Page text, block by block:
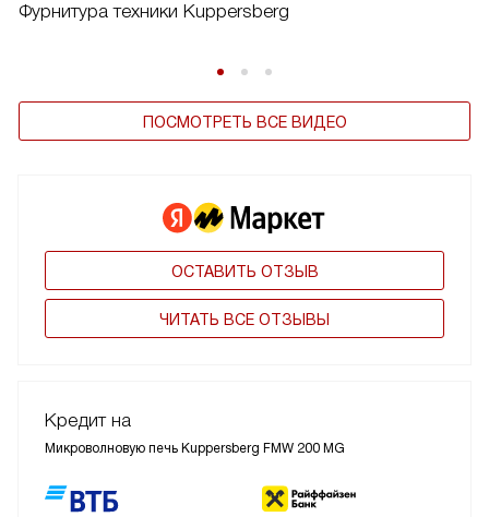
Фурнитура техники Kuppersberg
ПОСМОТРЕТЬ ВСЕ ВИДЕО
ОСТАВИТЬ ОТЗЫВ
ЧИТАТЬ ВСЕ ОТЗЫВЫ
Кредит на
Микроволновую печь Kuppersberg FMW 200 MG